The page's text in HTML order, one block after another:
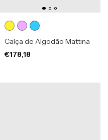
Calça de Algodão Mattina
€178,18